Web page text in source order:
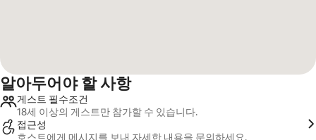
알아두어야 할 사항
게스트 필수조건
18세 이상의 게스트만 참가할 수 있습니다.
접근성
호스트에게 메시지를 보내 자세한 내용을 문의하세요.